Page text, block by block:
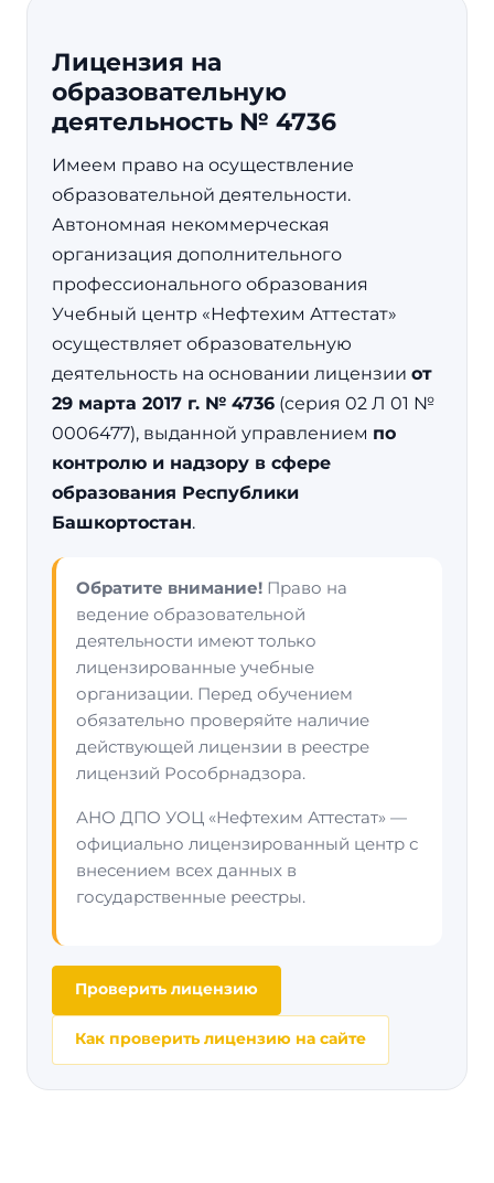
Лицензия на
образовательную
деятельность № 4736
Имеем право на осуществление
образовательной деятельности.
Автономная некоммерческая
организация дополнительного
профессионального образования
Учебный центр «Нефтехим Аттестат»
осуществляет образовательную
деятельность на основании лицензии от
29 марта 2017 г. № 4736 (серия 02 Л 01 №
0006477), выданной управлением по
контролю и надзору в сфере
образования Республики
Башкортостан.
Обратите внимание! Право на
ведение образовательной
деятельности имеют только
лицензированные учебные
организации. Перед обучением
обязательно проверяйте наличие
действующей лицензии в реестре
лицензий Рособрнадзора.
АНО ДПО УОЦ «Нефтехим Аттестат» —
официально лицензированный центр с
внесением всех данных в
государственные реестры.
Проверить лицензию
Как проверить лицензию на сайте